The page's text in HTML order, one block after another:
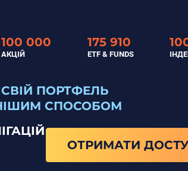
100 000
АКЦІЙ
175 910
ETF & FUNDS
ПОРТФЕЛЬ
СПОСОБОМ
ОТРИМАТИ